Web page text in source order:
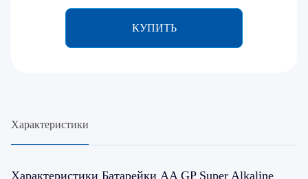
КУПИТЬ
Характеристики
Характеристики Батарейки AA GP Super Alkaline